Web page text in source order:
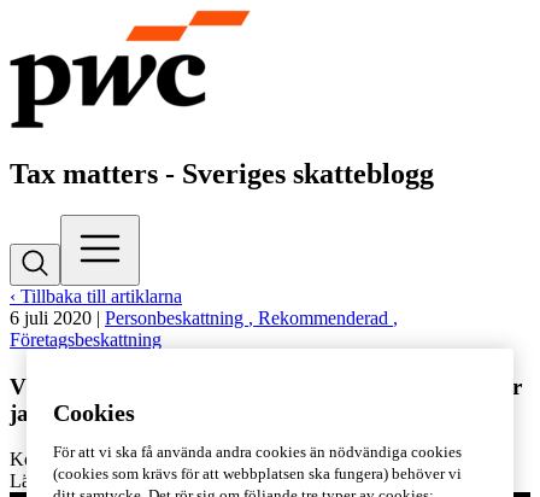
Tax matters - Sveriges skatteblogg
‹ Tillbaka till artiklarna
6 juli 2020 | Personbeskattning , Rekommenderad ,
Företagsbeskattning
Vägen framåt för svenska skatter - vi sammanfattar
jakten på skattereformen
KontaktaKajsa Boqvist
Lästid: 2 min
Cookies
För att vi ska få använda andra cookies än nödvändiga cookies
(cookies som krävs för att webbplatsen ska fungera) behöver vi